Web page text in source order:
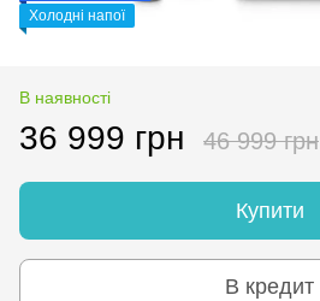
Холодні напої
В наявності
36 999 грн 46 999 грн
Купити
В кредит